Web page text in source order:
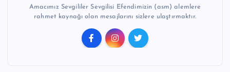
Amacımız Sevgililer Sevgilisi Efendimizin (asm) alemlere
rahmet kaynağı olan mesajlarını sizlere ulaştırmaktır.